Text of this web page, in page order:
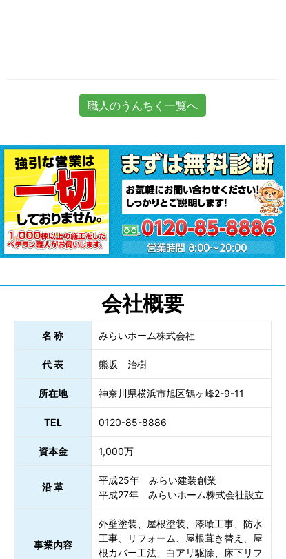
職人のうんちく一覧へ
会社概要
名 称 みらいホーム株式会社
代 表 熊坂 治樹
所在地 神奈川県横浜市旭区鶴ヶ峰2-9-11
TEL 0120-85-8886
資本金 1,000万
沿 革
平成25年 みらい建装創業
平成27年 みらいホーム株式会社設立
事業内容
外壁塗装、屋根塗装、漆喰工事、防水
工事、リフォーム、屋根葺き替え、屋
根カバー工法、白アリ駆除、床下リフ